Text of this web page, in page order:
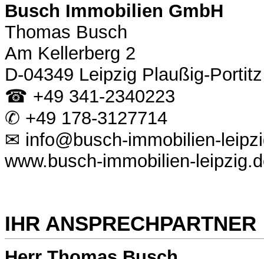
Busch Immobilien GmbH
Thomas Busch
Am Kellerberg 2
D-04349 Leipzig Plaußig-Portitz
☎ +49 341-2340223
✆ +49 178-3127714
✉ info@busch-immobilien-
www.busch-immobilien-
IHR ANSPRECHPARTNER